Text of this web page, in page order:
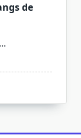
de
...